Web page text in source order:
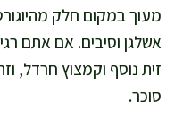
מעוך במקום חלק
זית נוסף וקמצוץ חרדל,
סוכר.